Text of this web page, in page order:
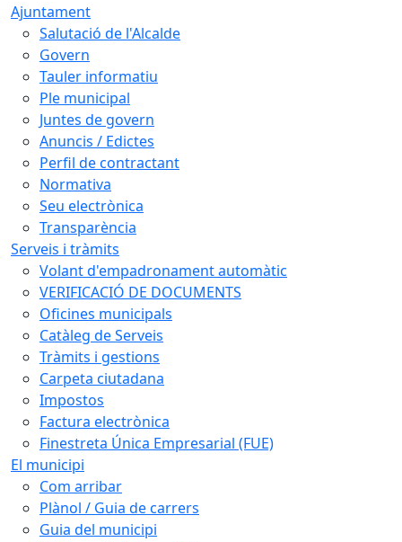
Ajuntament
Salutació de l'Alcalde
Govern
Tauler informatiu
Ple municipal
Juntes de govern
Anuncis / Edictes
Perfil de contractant
Normativa
Seu electrònica
Transparència
Serveis i tràmits
Volant d'empadronament automàtic
VERIFICACIÓ DE DOCUMENTS
Oficines municipals
Catàleg de Serveis
Tràmits i gestions
Carpeta ciutadana
Impostos
Factura electrònica
Finestreta Única Empresarial (FUE)
El municipi
Com arribar
Plànol / Guia de carrers
Guia del municipi